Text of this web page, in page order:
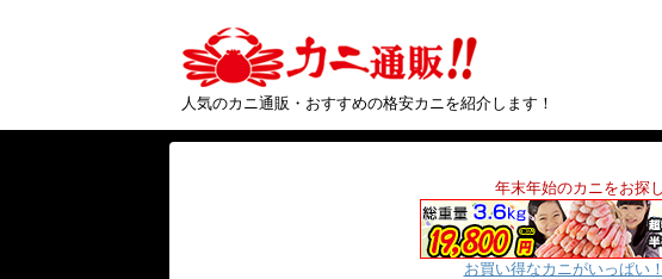
人気のカニ通販・おすすめの格安カニを紹介します！
年末年始のカニをお探
お買い得なカニがいっぱい